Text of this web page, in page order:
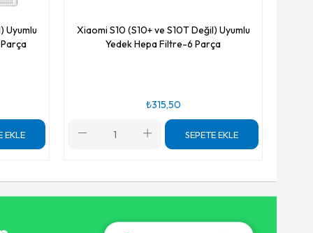
Uyumlu
EKLE
Xiaomi S10 (S10+ ve S10T Değil) Uyumlu
Yedek Hepa Filtre-6 Parça
₺315,50
SEPETE EKLE